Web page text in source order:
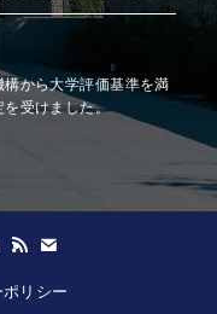
構から大学評価基準を満
を受けました。
リシー